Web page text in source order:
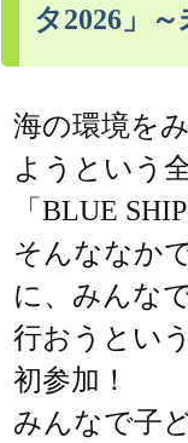
タ2026」
海の環境を
ようという
「BLUE
そんななか
に、みんな
行おうとい
初参加！
みんなで子